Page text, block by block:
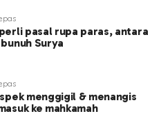
pasal rupa paras, antara
Surya
menggigil & menangis
ke mahkamah